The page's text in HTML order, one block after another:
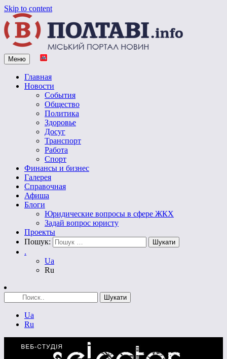
Skip to content
Vpoltave.info
Полтавский портал новостей
Меню
Главная
Новости
События
Общество
Политика
Здоровье
Досуг
Транспорт
Работа
Спорт
Финансы и бизнес
Галерея
Справочная
Афиша
Блоги
Юридические вопросы в сфере ЖКХ
Задай вопрос юристу
Проекты
Пошук:
.
Ua
Ru
Ua
Ru